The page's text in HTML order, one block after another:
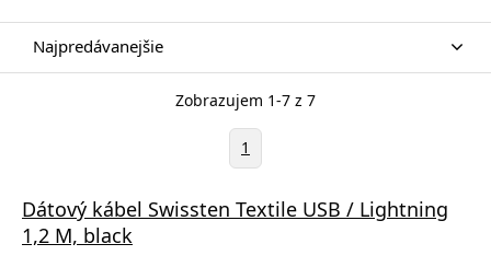
Najpredávanejšie
Zobrazujem 1-7 z 7
1
Dátový kábel Swissten Textile USB / Lightning
1,2 M, black